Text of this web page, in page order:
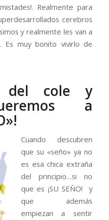
Realmente para
cerebros
y realmente les van a
Es muy bonito vivirlo de
del cole y
a
Cuando descubren
que su «seño» ya no
es esa chica extraña
del principio…si no
que es ¡SU SEÑO! y
que además
empiezan a sentir